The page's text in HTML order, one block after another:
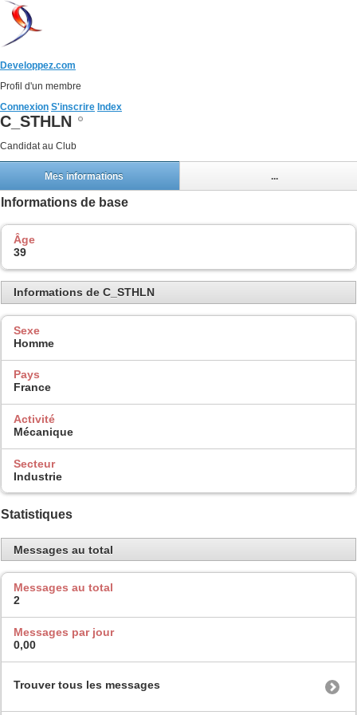
Developpez.com
Profil d'un membre
Connexion S'inscrire Index
C_STHLN
Candidat au Club
Mes informations ...
Informations de base
Âge
39
Informations de C_STHLN
Sexe
Homme
Pays
France
Activité
Mécanique
Secteur
Industrie
Statistiques
Messages au total
Messages au total
2
Messages par jour
0,00
Trouver tous les messages